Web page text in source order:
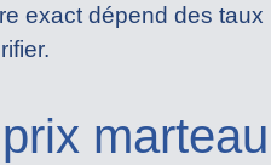
exact dépend des taux